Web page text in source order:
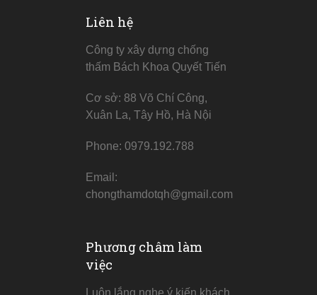
Liên hệ
Công ty xây dựng chống
thấm Bách Khoa Quyết Tiến
Cơ sở: 88 Võ Chí Công,
Xuân La, Tây Hồ, Hà Nội
Phone: 0979.192.788
Email:
chongthamdotqh@gmail.com
Phương châm làm
việc
Luôn lắng nghe ý kiến khách